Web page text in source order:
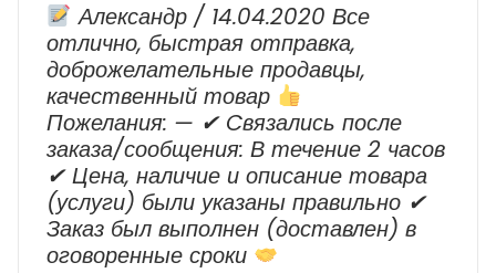
Александр / 14.04.2020 Все
отлично, быстрая отправка,
доброжелательные продавцы,
качественный товар
Пожелания: — ✔ Cвязались после
заказа/сообщения: В течение 2 часов
✔ Цена, наличие и описание товара
(услуги) были указаны правильно ✔
Заказ был выполнен (доставлен) в
оговоренные сроки